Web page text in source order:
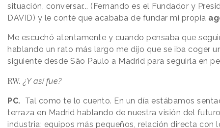
situación, conversar... (Fernando es el Fundador y
DAVID) y le conté que acababa de fundar mi propia
Me escuchó atentamente y cuando pensaba que
hablando un rato más largo me dijo que se iba coger
siguiente desde São Paulo a Madrid para seguirla en
RW.¿Y así fue?
PC. Tal como te lo cuento. En un día estábamos
terraza en Madrid hablando de nuestra visión del
industria: equipos más pequeños, relación directa con